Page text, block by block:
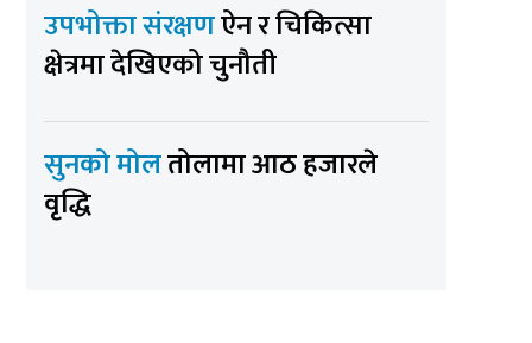
उपभोक्ता संरक्षणऐन र चिकित्सा
क्षेत्रमा देखिएको चुनौती
सुनको मोलतोलामा आठ हजारले
वृद्धि